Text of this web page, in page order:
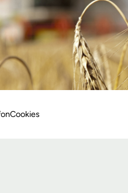
Cookies